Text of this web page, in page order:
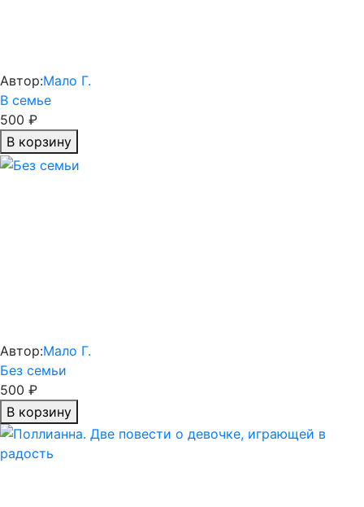
Автор:Мало Г.
В семье
500 ₽
В корзину
Автор:Мало Г.
Без семьи
500 ₽
В корзину